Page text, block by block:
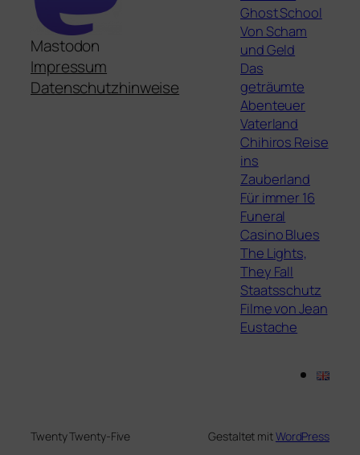
Mastodon
Impressum
Datenschutzhinweise
Ghost School
Von Scham
und Geld
Das
geträumte
Abenteuer
Vaterland
Chihiros Reise
ins
Zauberland
Für immer 16
Funeral
Casino Blues
The Lights,
They Fall
Staatsschutz
Filme von Jean
Eustache
Twenty Twenty-Five Gestaltet mitWordPress